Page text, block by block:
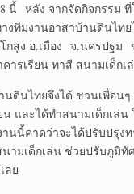
จากจัดกิจกรรม ที่โร
มงานอาสาบ้านดินไทย
โกสูง อ.เมือง จ.นครปฐม
ารเรียน ทาสี สนามเด็กเ
นดินไทยจึงได้ ชวนเพื่อน
น และได้ทำสนามเด็กเล่น
นี้คาดว่าจะได้ปรับปรุงท
ามเด็กเล่น ช่วยปรับภูมิทั
ลย